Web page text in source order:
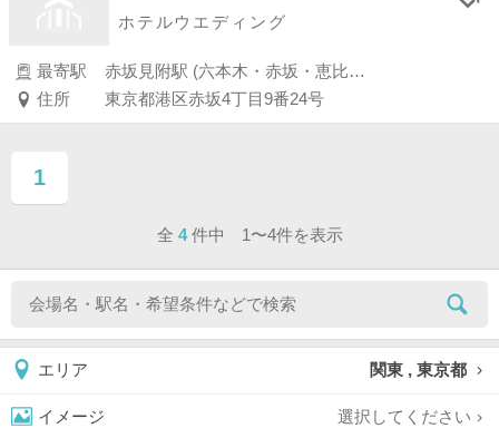
ホテルウエディング
最寄駅
赤坂見附駅 (六本木・赤坂・恵比寿・白金)
住所
東京都港区赤坂4丁目9番24号
1
ページ目
全 4 件中 1〜4件を表示
エリア 関東 , 東京都
イメージ 選択してください